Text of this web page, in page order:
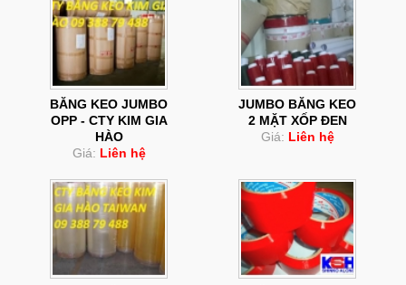
BĂNG KEO JUMBO
OPP - CTY KIM GIA
HÀO
Giá: Liên hệ
JUMBO BĂNG KEO
2 MẶT XỐP ĐEN
Giá: Liên hệ